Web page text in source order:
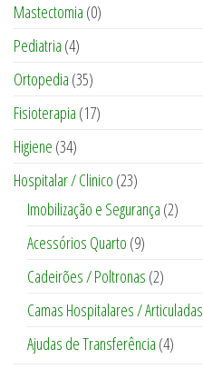
Mastectomia (0)
Pediatria (4)
Ortopedia (35)
Fisioterapia (17)
Higiene (34)
Hospitalar / Clinico (23)
Imobilização e Segurança (2)
Acessórios Quarto (9)
Cadeirões / Poltronas (2)
Camas Hospitalares / Articuladas
Ajudas de Transferência (4)